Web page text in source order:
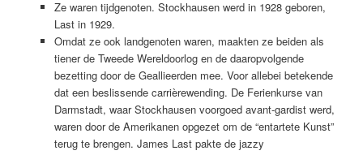
Ze waren tijdgenoten. Stockhausen werd in 1928 geboren,
Last in 1929.
Omdat ze ook landgenoten waren, maakten ze beiden als
tiener de Tweede Wereldoorlog en de daaropvolgende
bezetting door de Geallieerden mee. Voor allebei betekende
dat een beslissende carrièrewending. De Ferienkurse van
Darmstadt, waar Stockhausen voorgoed avant-gardist werd,
waren door de Amerikanen opgezet om de “entartete Kunst”
terug te brengen. James Last pakte de jazzy